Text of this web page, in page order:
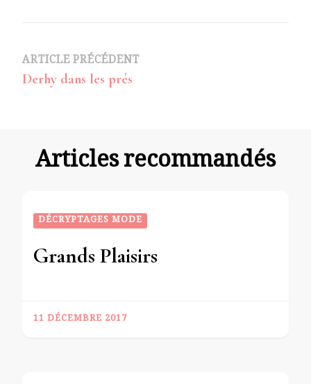
Navigation
d’article
ARTICLE PRÉCÉDENT
Derhy dans les prés
Articles recommandés
DÉCRYPTAGES MODE
Grands Plaisirs
11 DÉCEMBRE 2017